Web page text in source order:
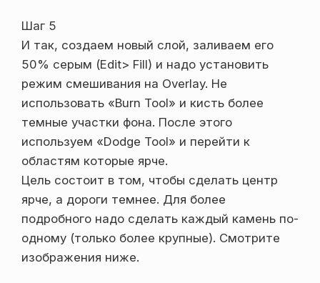
Шаг 5
И так, создаем новый слой, заливаем его
50% серым (Edit> Fill) и надо установить
режим смешивания на Overlay. Не
использовать «Burn Tool» и кисть более
темные участки фона. После этого
используем «Dodge Tool» и перейти к
областям которые ярче.
Цель состоит в том, чтобы сделать центр
ярче, а дороги темнее. Для более
подробного надо сделать каждый камень по-
одному (только более крупные). Смотрите
изображения ниже.